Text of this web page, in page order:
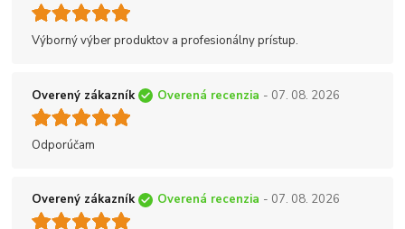
Výborný výber produktov a profesionálny prístup.
Overený zákazník Overená recenzia - 07. 08. 2026
Odporúčam
Overený zákazník Overená recenzia - 07. 08. 2026